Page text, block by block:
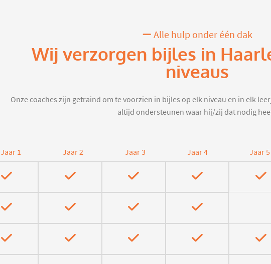
Alle hulp onder één dak
Wij verzorgen bijles in
niveaus
Onze coaches zijn getraind om te voorzien in bijles op elk niveau en in elk
altijd ondersteunen waar hij/zij dat nodig
Jaar 1 Jaar 2 Jaar 3 Jaar 4 Jaar 5